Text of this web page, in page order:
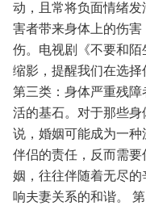
动，且常将负面情绪
害者带来身体上的伤害
伤。电视剧《不要和
缩影，提醒我们在选择
第三类：身体严重残障
活的基石。对于那些
说，婚姻可能成为一
伴侣的责任，反而需
姻，往往伴随着无尽
响夫妻关系的和谐。